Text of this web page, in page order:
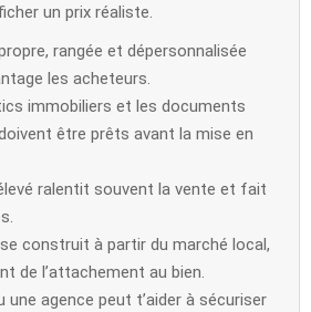
un prix réaliste.
rangée et dépersonnalisée
les acheteurs.
immobiliers et les documents
être prêts avant la mise en
ralentit souvent la vente et fait
construit à partir du marché local,
de l’attachement au bien.
une agence peut t’aider à sécuriser